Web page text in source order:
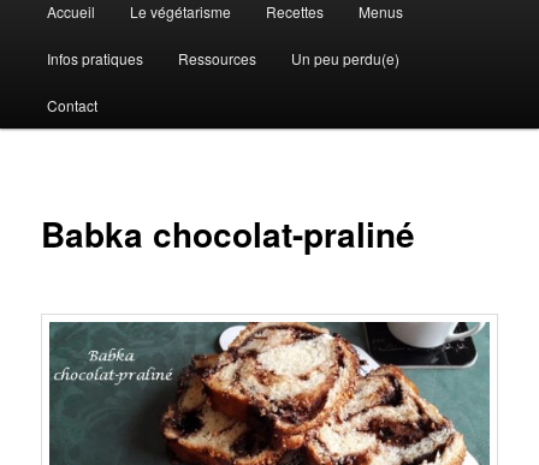
Accueil Le végétarisme Recettes Menus
Infos pratiques Ressources Un peu perdu(e)
Contact
Babka chocolat-praliné